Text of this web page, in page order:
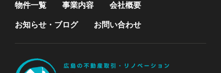
物件一覧 事業内容 会社概要
お知らせ・ブログ お問い合わせ